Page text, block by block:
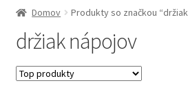
Podľa veku
Kategórie produktov
Dôležité informácie
Domov Produkty so značkou
držiak nápojov